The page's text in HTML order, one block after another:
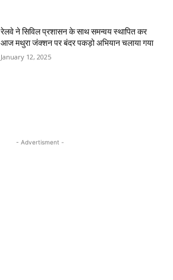
रेलवे ने सिविल प्रशासन के साथ समन्वय स्थापित कर
आज मथुरा जंक्शन पर बंदर पकड़ो अभियान चलाया गया
January 12, 2025
- Advertisment -